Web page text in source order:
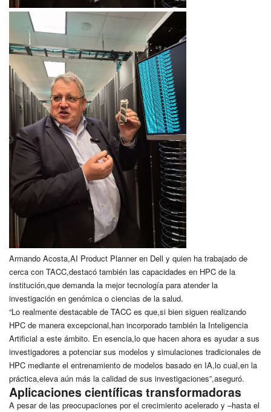
Armando Acosta,AI Product Planner en Dell y quien ha trabajado de
cerca con TACC,destacó también las capacidades en HPC de la
institución,que demanda la mejor tecnología para atender la
investigación en genómica o ciencias de la salud.
“Lo realmente destacable de TACC es que,si bien siguen realizando
HPC de manera excepcional,han incorporado también la Inteligencia
Artificial a este ámbito. En esencia,lo que hacen ahora es ayudar a sus
investigadores a potenciar sus modelos y simulaciones tradicionales de
HPC mediante el entrenamiento de modelos basado en IA,lo cual,en la
práctica,eleva aún más la calidad de sus investigaciones”,aseguró.
Aplicaciones científicas transformadoras
A pesar de las preocupaciones por el crecimiento acelerado y –hasta el